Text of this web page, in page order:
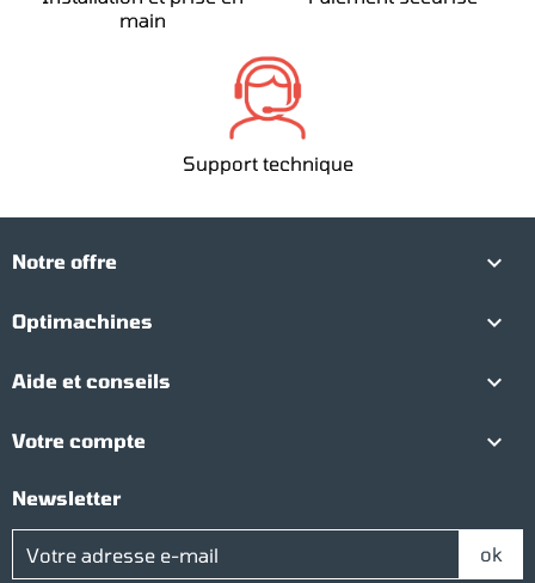
main
Support technique
Notre offre 
Optimachines 
Aide et conseils 
Votre compte 
Newsletter